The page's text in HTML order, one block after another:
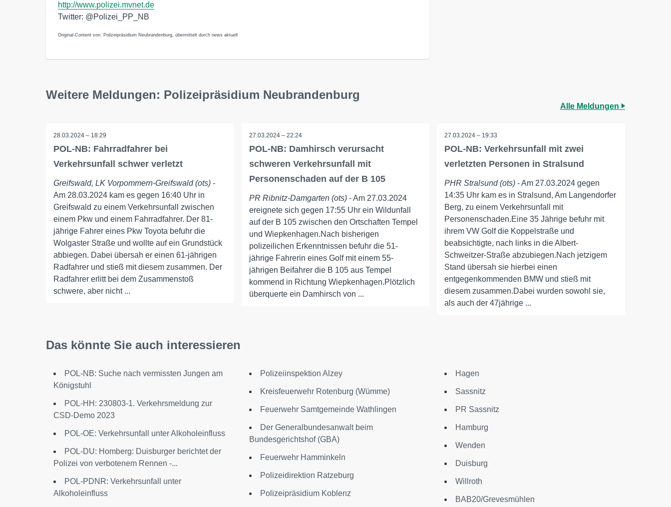
http://www.polizei.mvnet.de
Twitter: @Polizei_PP_NB
Original-Content von: Polizeipräsidium Neubrandenburg, übermittelt durch news aktuell
Weitere Meldungen: Polizeipräsidium Neubrandenburg
Alle Meldungen
28.03.2024 – 18:29
POL-NB: Fahrradfahrer bei
Verkehrsunfall schwer verletzt
Greifswald, LK Vorpommern-Greifswald (ots) -
Am 28.03.2024 kam es gegen 16:40 Uhr in
Greifswald zu einem Verkehrsunfall zwischen
einem Pkw und einem Fahrradfahrer. Der 81-
jährige Fahrer eines Pkw Toyota befuhr die
Wolgaster Straße und wollte auf ein Grundstück
abbiegen. Dabei übersah er einen 61-jährigen
Radfahrer und stieß mit diesem zusammen. Der
Radfahrer erlitt bei dem Zusammenstoß
schwere, aber nicht ...
27.03.2024 – 22:24
POL-NB: Damhirsch verursacht
schweren Verkehrsunfall mit
Personenschaden auf der B 105
PR Ribnitz-Damgarten (ots)- Am 27.03.2024
ereignete sich gegen 17:55 Uhr ein Wildunfall
auf der B 105 zwischen den Ortschaften Tempel
und Wiepkenhagen.Nach bisherigen
polizeilichen Erkenntnissen befuhr die 51-
jährige Fahrerin eines Golf mit einem 55-
jährigen Beifahrer die B 105 aus Tempel
kommend in Richtung Wiepkenhagen.Plötzlich
überquerte ein Damhirsch von ...
27.03.2024 – 19:33
POL-NB: Verkehrsunfall mit zwei
verletzten Personen in Stralsund
PHR Stralsund (ots) - Am 27.03.2024 gegen
14:35 Uhr kam es in Stralsund, Am Langendorfer
Berg, zu einem Verkehrsunfall mit
Personenschaden.Eine 35 Jährige befuhr mit
ihrem VW Golf die Koppelstraße und
beabsichtigte, nach links in die Albert-
Schweitzer-Straße abzubiegen.Nach jetzigem
Stand übersah sie hierbei einen
entgegenkommenden BMW und stieß mit
diesem zusammen.Dabei wurden sowohl sie,
als auch der 47jährige ...
Das könnte Sie auch interessieren
POL-NB: Suche nach vermissten Jungen am
Königstuhl
POL-HH: 230803-1. Verkehrsmeldung zur
CSD-Demo 2023
POL-OE: Verkehrsunfall unter Alkoholeinfluss
POL-DU: Homberg: Duisburger berichtet der
Polizei von verbotenem Rennen -...
POL-PDNR: Verkehrsunfall unter
Alkoholeinfluss
Polizeiinspektion Alzey
Kreisfeuerwehr Rotenburg (Wümme)
Feuerwehr Samtgemeinde Wathlingen
Der Generalbundesanwalt beim
Bundesgerichtshof (GBA)
Feuerwehr Hamminkeln
Polizeidirektion Ratzeburg
Polizeipräsidium Koblenz
Hagen
Sassnitz
PR Sassnitz
Hamburg
Wenden
Duisburg
Willroth
BAB20/Grevesmühlen